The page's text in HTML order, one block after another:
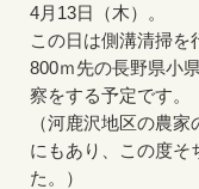
4月13日（木）。
この日は側溝清掃を
800ｍ先の長野県小
察をする予定です。
（河鹿沢地区の農
にもあり、この度そ
た。）